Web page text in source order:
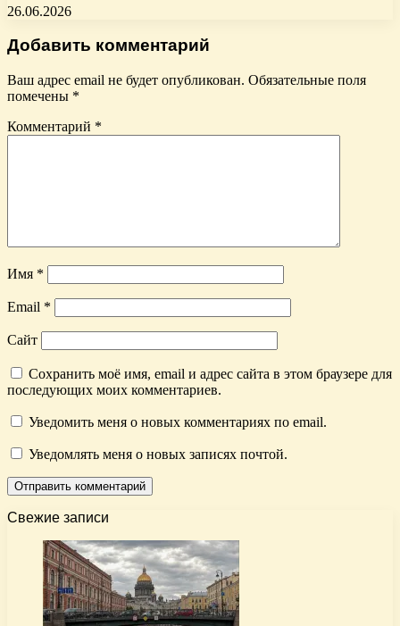
26.06.2026
Добавить комментарий
Ваш адрес email не будет опубликован. Обязательные поля
помечены *
Комментарий *
Имя *
Email *
Сайт
Сохранить моё имя, email и адрес сайта в этом браузере для
последующих моих комментариев.
Уведомить меня о новых комментариях по email.
Уведомлять меня о новых записях почтой.
Свежие записи